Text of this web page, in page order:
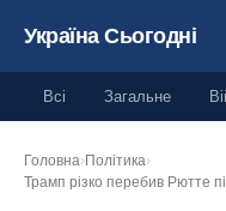
Україна Сьогодні
Всі Загальне
Головна› Політика›
Трамп різко перебив Рютте